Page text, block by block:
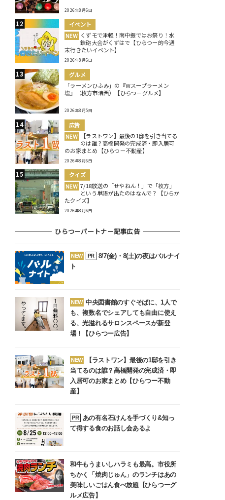
2026年8月6日
イベント
NEW くずモで津軽！南中振ではお祭り！水
鉄砲大会がくずはで【ひらつー的今週
末行きたいイベント】
2026年8月6日
グルメ
「ラーメンひふみ」の『Wスープラーメン
塩』（枚方市渚西）【ひらつーグルメ】
2026年8月5日
広告
NEW
【ラストワン】最後の1邸を引き当てる
のは誰？高橋開発の完成済・即入居可
のお家まとめ【ひらつー不動産】
2026年8月6日
クイズ
NEW 7/18放送の「せやねん！」で「枚方」
という単語が出たのはなんで？【ひらか
たクイズ】
2026年8月6日
ひらつーパートナー記事広告
NEW PR
8/7(金)・8(土)の夜はバルナイ
ト
NEW 中央図書館のすぐそばに、1人で
も、複数名でシェアしても自由に使え
る、光溢れるサロンスペースが新登
場！【ひらつー広告】
NEW
【ラストワン】最後の1邸を引き
当てるのは誰？高橋開発の完成済・即
入居可のお家まとめ【ひらつー不動
産】
PR
あの有名石けんを手づくり&知っ
て得する食のお話し会あるよ
和牛もうまいしハラミも最高。市役所
ちかく「焼肉じゅん」のランチはあの
美味しいごはん食べ放題【ひらつーグ
ルメ広告】